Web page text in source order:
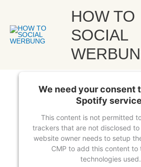
springen
HOW TO
SOCIAL
vonDorothea Stasch
We need your consent
Spotify
This content is not permitted
trackers that are not disclosed to
website owner needs to setup
CMP to add this content to
technologies used.